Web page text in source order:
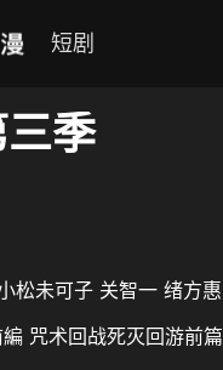
短剧
季
松未可子 关智一 绪方惠
咒术回战死灭回游前篇